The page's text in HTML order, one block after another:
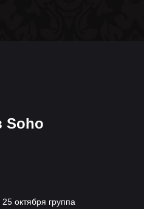
Soho
октября группа